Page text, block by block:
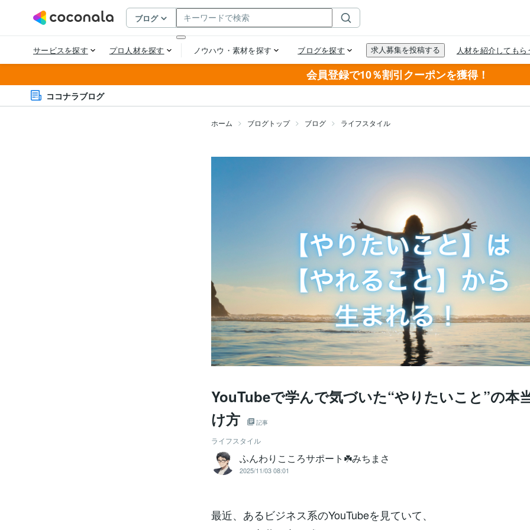
会員登録で10％割引クーポンを獲得！
ココナラブログ
ホーム ブログトップ ブログ ライフスタイル
YouTubeで学んで気づいた“やりたいこと”の本
け方
記事
ライフスタイル
ふんわりこころサポート☘️みちまさ
2025/11/03 08:01
最近、あるビジネス系のYouTubeを見ていて、